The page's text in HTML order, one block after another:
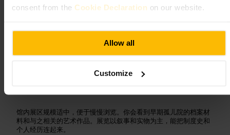
consent from the Cookie Declaration on our website.
Allow all
Customize
适合
馆内展区规模适中，便于慢慢浏览。你会看到早期孤儿院的档案材
料和与之相关的艺术作品。展览以叙事和实物为主，能把制度史和
个人经历连起来。